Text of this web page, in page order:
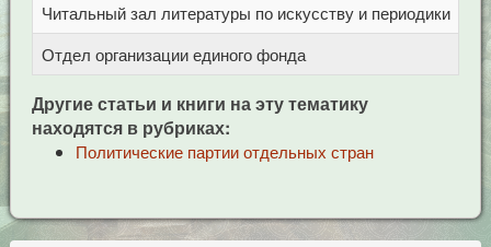
Читальный зал литературы по искусству и периодики
Отдел организации единого фонда
Другие статьи и книги на эту тематику
находятся в рубриках:
Политические партии отдельных стран